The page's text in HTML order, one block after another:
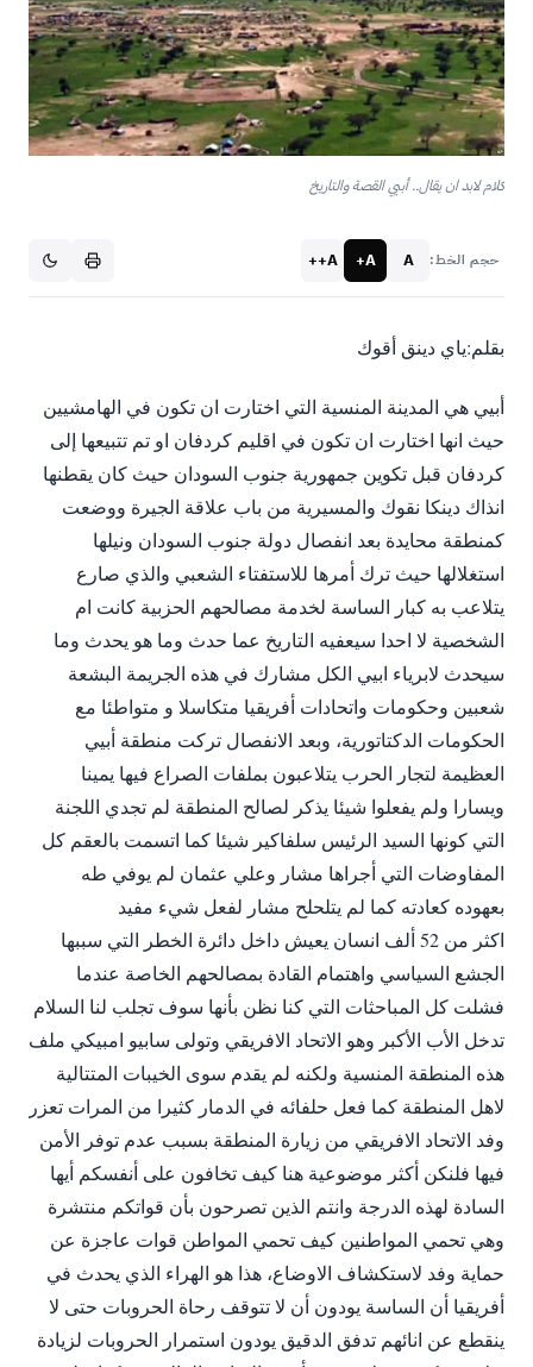
كلام لابد ان يقال.. أبيي ﺍﻟﻘﺼﺔ ﻭﺍﻟﺘﺎﺭﻳﺦ
حجم الخط: A
A+
A++
بقلم:ياي دينق أقوك
أبيي ﻫﻲ ﺍﻟﻤﺪﻳﻨﺔ ﺍﻟﻤﻨﺴﻴﺔ ﺍﻟﺘﻲ ﺍﺧﺘﺎﺭﺕ ﺍﻥ ﺗﻜﻮﻥ ﻓﻲ ﺍﻟﻬﺎﻣﺸﻴﻴﻦ
ﺣﻴﺚ ﺍﻧﻬﺎ ﺍﺧﺘﺎﺭﺕ ﺍﻥ ﺗﻜﻮﻥ ﻓﻲ ﺍﻗﻠﻴﻢ ﻛﺮﺩﻓﺎﻥ ﺍﻭ ﺗﻢ ﺗﺘﺒﻴﻌﻬﺎ ﺇﻟﻰ
ﻛﺮﺩﻓﺎﻥ ﻗﺒﻞ ﺗﻜﻮﻳﻦ ﺟﻤﻬﻮﺭﻳﺔ ﺟﻨﻮﺏ ﺍﻟﺴﻮﺩﺍﻥ ﺣﻴﺚ ﻛﺎﻥ ﻳﻘﻄﻨﻬﺎ
ﺍﻧﺬﺍﻙ دينكا ﻧﻘﻮﻙ والمسيرية من باب علاقة الجيرة ﻭﻭﺿﻌﺖ
ﻛﻤﻨﻄﻘﺔ ﻣﺤﺎﻳﺪﺓ ﺑﻌﺪ ﺍﻧﻔﺼﺎﻝ ﺩﻭﻟﺔ ﺟﻨﻮﺏ ﺍﻟﺴﻮﺩﺍﻥ ﻭﻧﻴﻠﻬﺎ
ﺍﺳﺘﻐﻼﻟﻬﺎ حيث ﺗﺮﻙ ﺃﻣﺮﻫﺎ ﻟﻼﺳﺘﻔﺘﺎﺀ ﺍﻟﺸﻌﺒﻲ ﻭﺍﻟﺬﻱ ﺻﺎﺭﻉ
ﻳﺘﻼﻋﺐ ﺑﻪ ﻛﺒﺎﺭ ﺍﻟﺴﺎﺳﺔ ﻟﺨﺪﻣﺔ ﻣﺼﺎﻟﺤﻬﻢ ﺍﻟﺤﺰﺑﻴﺔ ﻛﺎﻧﺖ ﺍﻡ
ﺍﻟﺸﺨﺼﻴﺔ ﻻ ﺍﺣﺪﺍ سيعفيه ﺍﻟﺘﺎﺭﻳﺦ ﻋﻤﺎ ﺣﺪﺙ ﻭﻣﺎ ﻫﻮ يحدﺙ ﻭﻣﺎ
سيحدث ﻻﺑﺮﻳﺎﺀ ﺍﺑﻴﻲ ﺍﻟﻜﻞ ﻣﺸﺎﺭﻙ ﻓﻲ ﻫﺬﻩ ﺍﻟﺠﺮﻳﻤﺔ ﺍلبشعة
ﺷﻌﺒﻴﻦ ﻭﺣﻜﻮﻣﺎﺕ ﻭﺍﺗﺤﺎﺩات ﺃﻓﺮﻳﻘﻴﺎ ﻣﺘﻜﺎﺳﻼ ﻭ ﻣﺘﻮﺍﻃﺌﺎ ﻣﻊ
ﺍﻟﺤﻜﻮﻣﺎﺕ ﺍﻟﺪﻛﺘﺎﺗﻮﺭﻳﺔ، وﺑﻌﺪ ﺍﻻﻧﻔﺼﺎﻝ ﺗﺮﻛﺖ ﻣﻨﻄﻘﺔ ﺃﺑﻴﻲ
ﺍﻟﻌﻈﻴﻤﺔ ﻟﺘﺠﺎﺭ ﺍﻟﺤﺮﺏ ﻳﺘﻼﻋﺒﻮﻥ ﺑﻤﻠﻔﺎﺕ ﺍﻟﺼﺮﺍﻉ ﻓﻴﻬﺎ ﻳﻤﻴﻨﺎ
ﻭﻳﺴﺎﺭﺍ ﻭﻟﻢ ﻳﻔﻌﻠﻮا ﺷﻴﺌﺎ ﻳﺬﻛﺮ ﻟﺼﺎﻟﺢ ﺍﻟﻤﻨﻄﻘﺔ ﻟﻢ ﺗﺠﺪﻱ ﺍﻟﻠﺠﻨﺔ
ﺍﻟﺘﻲ ﻛﻮﻧﻬﺎ ﺍﻟﺴﻴﺪ ﺍﻟﺮﺋﻴﺲ ﺳﻠﻔﺎﻛﻴﺮ ﺷﻴﺌﺎ ﻛﻤﺎ ﺍﺗﺴﻤﺖ ﺑﺎﻟﻌﻘﻢ ﻛﻞ
ﺍﻟﻤﻔﺎﻭﺿﺎﺕ ﺍﻟﺘﻲ ﺃﺟﺮﺍﻫﺎ ﻣﺸﺎﺭ ﻭﻋﻠﻲ ﻋﺜﻤﺎﻥ ﻟﻢ ﻳﻮﻓﻲ ﻃﻪ
ﺑﻌﻬﻮﺩﻩ ﻛﻌﺎﺩﺗﻪ ﻛﻤﺎ ﻟﻢ ﻳﺘﻠﺤﻠﺢ ﻣﺸﺎﺭ ﻟﻔﻌﻞ ﺷﻲﺀ ﻣﻔﻴﺪ
ﺍﻛﺜﺮ ﻣﻦ 52 ﺃﻟﻒ ﺍﻧﺴﺎﻥ ﻳﻌﻴﺶ ﺩﺍﺧﻞ ﺩﺍﺋﺮﺓ ﺍﻟﺨﻄﺮ ﺍﻟﺘﻲ ﺳﺒﺒﻬﺎ
ﺍﻟﺠﺸﻊ ﺍﻟﺴﻴﺎﺳﻲ ﻭﺍﻫﺘﻤﺎﻡ ﺍﻟﻘﺎﺩﺓ ﺑﻤﺼﺎﻟﺤﻬﻢ ﺍﻟﺨﺎﺻﺔ ﻋﻨﺪﻣﺎ
ﻓﺸﻠﺖ ﻛﻞ ﺍﻟﻤﺒﺎﺣﺜﺎﺕ ﺍﻟﺘﻲ ﻛﻨﺎ ﻧﻈﻦ ﺑﺄﻧﻬﺎ ﺳﻮﻑ ﺗﺠﻠﺐ ﻟﻨﺎ ﺍﻟﺴﻼﻡ
ﺗﺪﺧﻞ ﺍﻷﺏ ﺍﻷﻛﺒﺮ ﻭﻫﻮ ﺍﻻﺗﺤﺎﺩ ﺍﻻﻓﺮﻳﻘﻲ ﻭﺗﻮﻟﻰ ﺳﺎﺑﻴﻮ ﺍﻣﺒﻴﻜﻲ ﻣﻠﻒ
ﻫﺬﻩ ﺍﻟﻤﻨﻄﻘﺔ ﺍﻟﻤﻨﺴﻴﺔ ﻭﻟﻜﻨﻪ ﻟﻢ ﻳﻘﺪﻡ ﺳﻮﻯ ﺍﻟﺨﻴﺒﺎﺕ ﺍﻟﻤﺘﺘﺎﻟﻴﺔ
ﻻﻫﻞ ﺍﻟﻤﻨﻄﻘﺔ ﻛﻤﺎ ﻓﻌﻞ ﺣﻠﻔﺎﺋﻪ ﻓﻲ ﺍﻟﺪﻣﺎﺭ ﻛﺜﻴﺮﺍ ﻣﻦ ﺍﻟﻤﺮﺍﺕ ﺗﻌﺰﺭ
ﻭﻓﺪ ﺍﻻﺗﺤﺎﺩ ﺍﻻﻓﺮﻳﻘﻲ ﻣﻦ ﺯﻳﺎﺭﺓ ﺍﻟﻤﻨﻄﻘﺔ ﺑﺴﺒﺐ ﻋﺪﻡ ﺗﻮﻓﺮ ﺍﻷﻣﻦ
ﻓﻴﻬﺎ ﻓﻠﻨﻜﻦ ﺃﻛﺜﺮ ﻣﻮﺿﻮﻋﻴﺔ ﻫﻨﺎ ﻛﻴﻒ ﺗﺨﺎﻓﻮﻥ ﻋﻠﻰ ﺃﻧﻔﺴﻜﻢ ﺃﻳﻬﺎ
ﺍﻟﺴﺎﺩﺓ ﻟﻬﺬﻩ ﺍﻟﺪﺭﺟﺔ ﻭﺍﻧﺘﻢ ﺍﻟﺬﻳﻦ ﺗﺼﺮﺣﻮﻥ ﺑﺄﻥ ﻗﻮﺍﺗﻜﻢ ﻣﻨﺘﺸﺮﺓ
ﻭﻫﻲ ﺗﺤﻤﻲ ﺍﻟﻤﻮﺍﻃﻨﻴﻦ ﻛﻴﻒ ﺗﺤﻤﻲ ﺍﻟﻤﻮﺍﻃﻦ ﻗﻮﺍﺕ ﻋﺎﺟﺰﺓ ﻋﻦ
ﺣﻤﺎﻳﺔ ﻭﻓﺪ ﻻﺳﺘﻜﺸﺎﻑ ﺍﻻﻭﺿﺎﻉ، ﻫﺬﺍ ﻫﻮ ﺍﻟﻬﺮﺍﺀ ﺍﻟﺬﻱ ﻳﺤﺪﺙ ﻓﻲ
ﺃﻓﺮﻳﻘﻴﺎ ﺃﻥ ﺍلساسة ﻳﻮﺩﻭﻥ ﺃﻥ ﻻ ﺗﺘﻮﻗﻒ ﺭﺣﺎﺓ ﺍﻟﺤﺮﻭﺑﺎﺕ ﺣﺘﻰ ﻻ
ﻳﻨﻘﻄﻊ ﻋﻦ ﺍﻧﺎﺋﻬﻢ ﺗﺪﻓﻖ ﺍﻟﺪﻗﻴﻖ ﻳﻮﺩﻭﻥ ﺍﺳﺘﻤﺮﺍﺭ ﺍﻟﺤﺮﻭﺑﺎﺕ ﻟﺰﻳﺎﺩﺓ